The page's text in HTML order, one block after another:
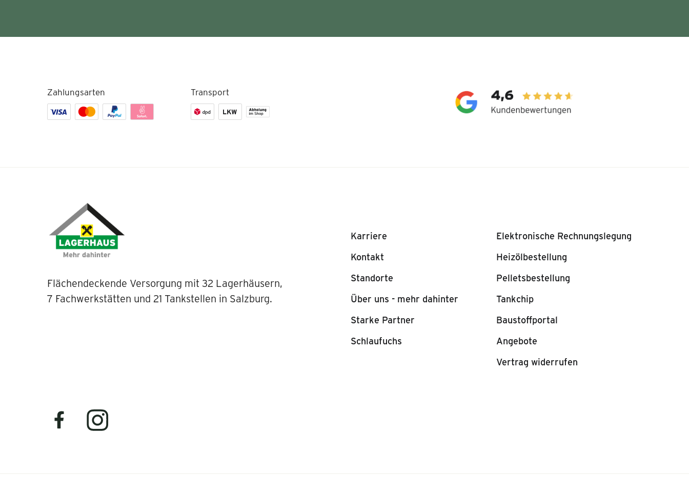
Zahlungsarten Transport
Flächendeckende Versorgung mit 32 Lagerhäusern,
7 Fachwerkstätten und 21 Tankstellen in Salzburg.
Karriere
Kontakt
Standorte
Über uns - mehr dahinter
Starke Partner
Schlaufuchs
Elektronische Rechnungslegung
Heizölbestellung
Pelletsbestellung
Tankchip
Baustoffportal
Angebote
Vertrag widerrufen